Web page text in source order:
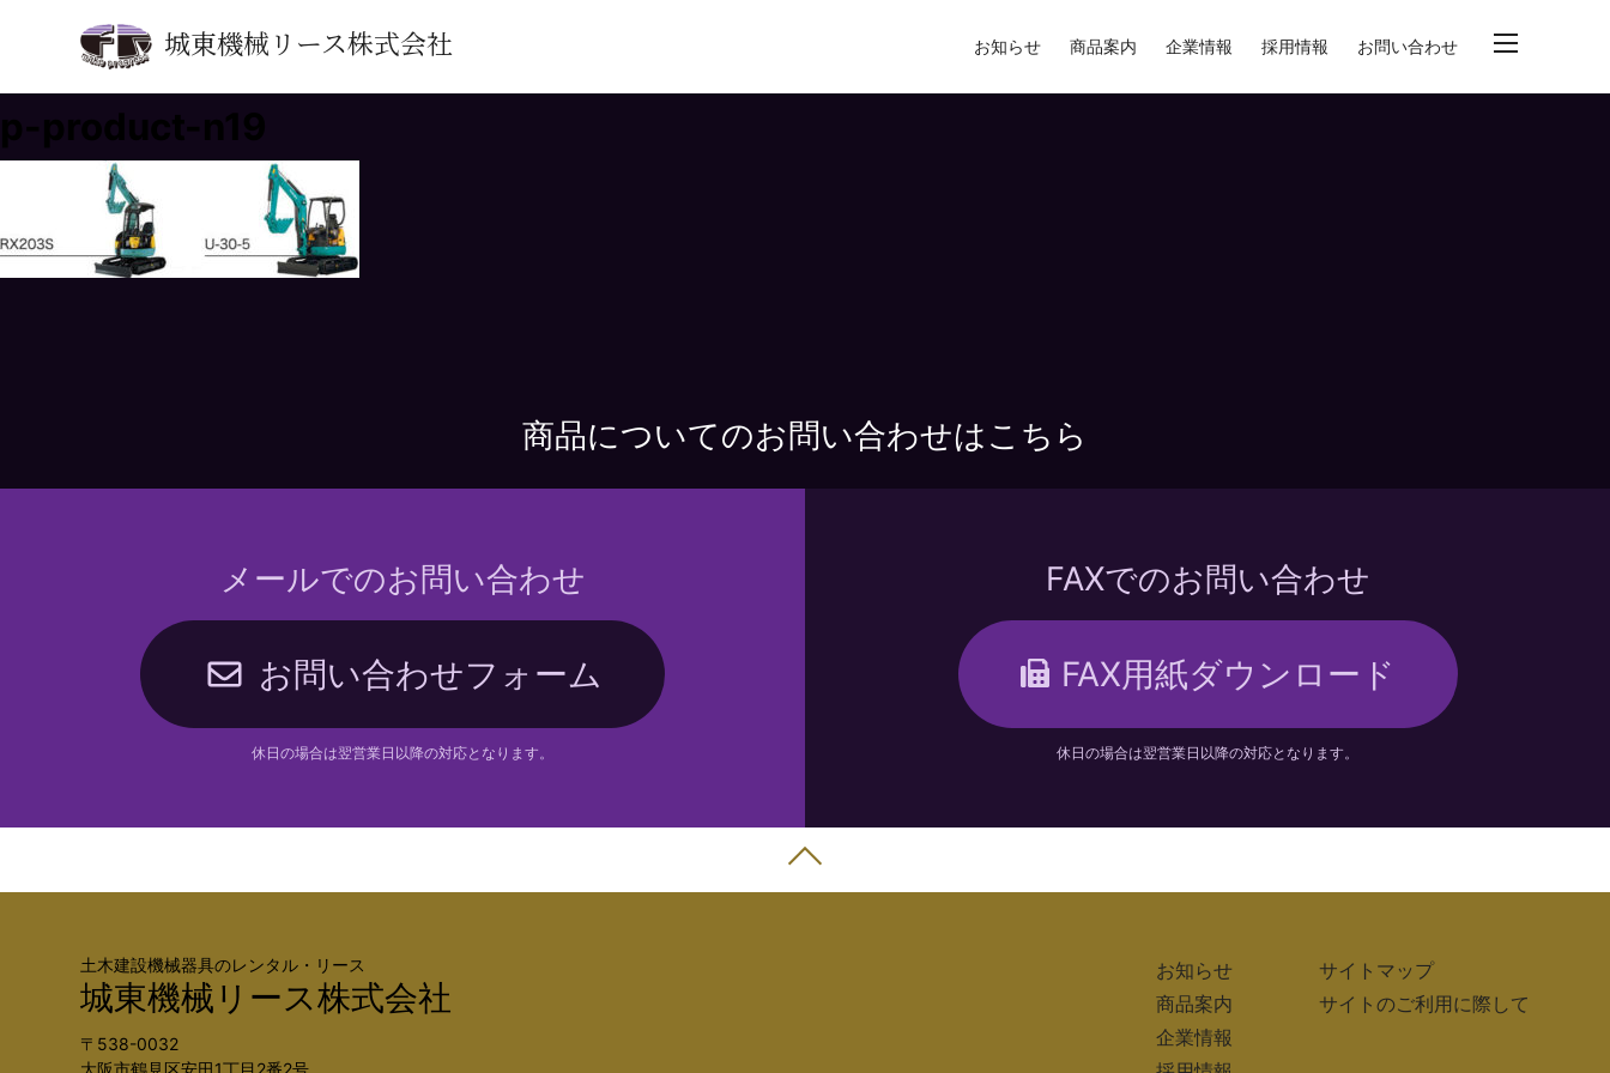
城東機械リース株式会社 お知らせ 商品案内 企業情報 採用情報 お問い合わせ
p-product-n19
商品についてのお問い合わせはこちら
メールでのお問い合わせ
お問い合わせフォーム
休日の場合は翌営業日以降の対応となります。
FAXでのお問い合わせ
FAX用紙ダウンロード
休日の場合は翌営業日以降の対応となります。
土木建設機械器具のレンタル・リース
城東機械リース株式会社
〒538-0032
大阪市鶴見区安田1丁目2番2号
お知らせ
商品案内
企業情報
サイトマップ
サイトのご利用に際して